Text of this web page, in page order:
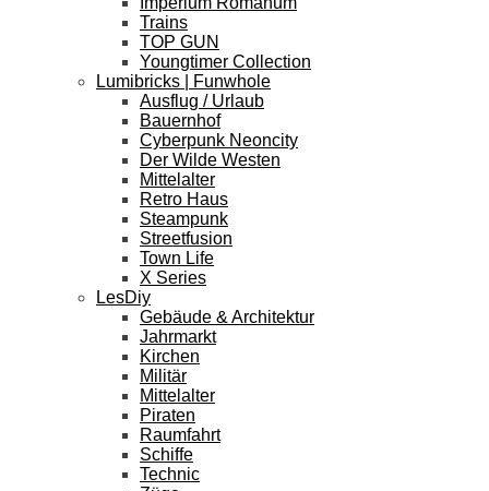
Trains
TOP GUN
Youngtimer Collection
Lumibricks | Funwhole
Ausflug / Urlaub
Bauernhof
Cyberpunk Neoncity
Der Wilde Westen
Mittelalter
Retro Haus
Steampunk
Streetfusion
Town Life
X Series
LesDiy
Gebäude & Architektur
Jahrmarkt
Kirchen
Militär
Mittelalter
Piraten
Raumfahrt
Schiffe
Technic